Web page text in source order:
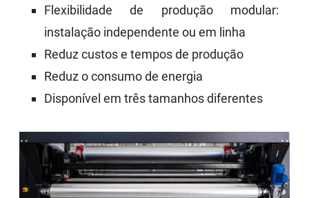
Flexibilidade de produção modular:
instalação independente ou em linha
Reduz custos e tempos de produção
Reduz o consumo de energia
Disponível em três tamanhos diferentes